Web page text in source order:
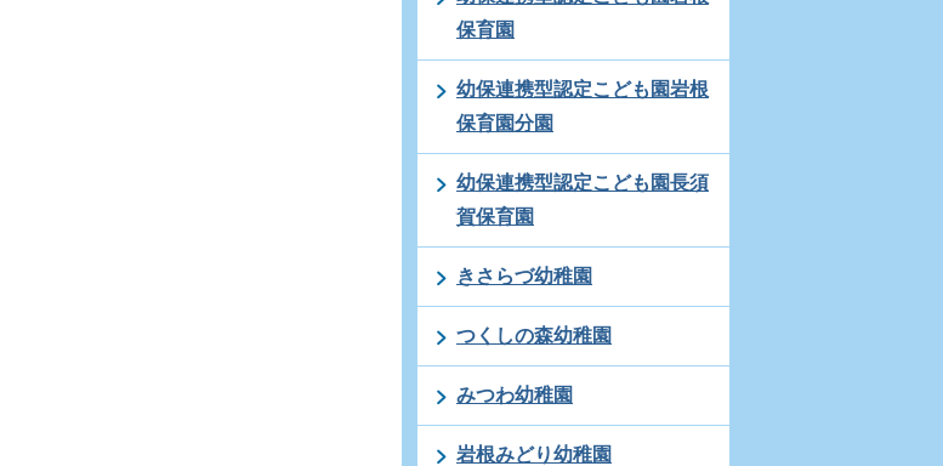
保育園
幼保連携型認定こども園岩根
保育園分園
幼保連携型認定こども園長須
賀保育園
きさらづ幼稚園
つくしの森幼稚園
みつわ幼稚園
岩根みどり幼稚園